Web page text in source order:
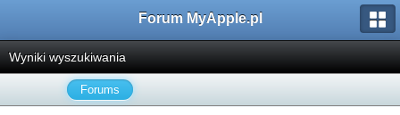
Forum MyApple.pl
Wyniki wyszukiwania
Forums